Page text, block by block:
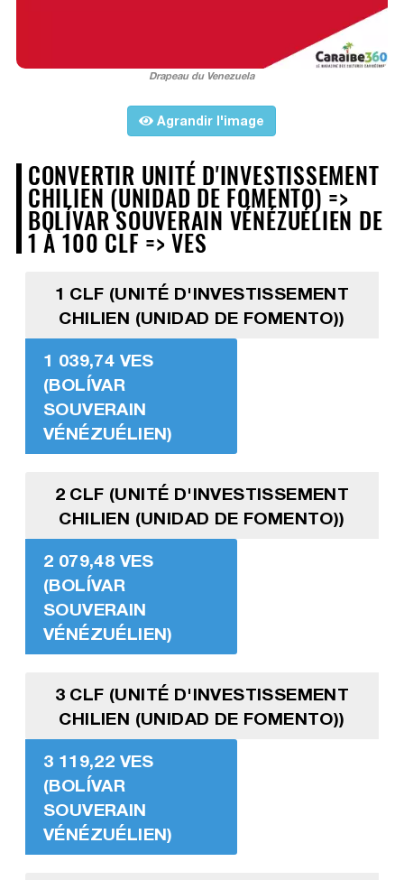
Drapeau du Venezuela
Agrandir l'image
CONVERTIR UNITÉ D'INVESTISSEMENT
CHILIEN (UNIDAD DE FOMENTO) =>
BOLÍVAR SOUVERAIN VÉNÉZUÉLIEN DE
1 À 100 CLF => VES
1 CLF (UNITÉ D'INVESTISSEMENT
CHILIEN (UNIDAD DE FOMENTO))
1 039,74 VES
(BOLÍVAR
SOUVERAIN
VÉNÉZUÉLIEN)
2 CLF (UNITÉ D'INVESTISSEMENT
CHILIEN (UNIDAD DE FOMENTO))
2 079,48 VES
(BOLÍVAR
SOUVERAIN
VÉNÉZUÉLIEN)
3 CLF (UNITÉ D'INVESTISSEMENT
CHILIEN (UNIDAD DE FOMENTO))
3 119,22 VES
(BOLÍVAR
SOUVERAIN
VÉNÉZUÉLIEN)